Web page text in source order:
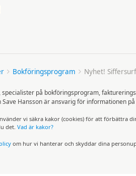
Bokföringsprogram Nyhet!
specialister på bokföringsprogram,
Hansson är ansvarig för informationen
vi säkra kakor (cookies) för att för­bättra
det. Vad är kakor?
om hur vi hanterar och skyddar dina